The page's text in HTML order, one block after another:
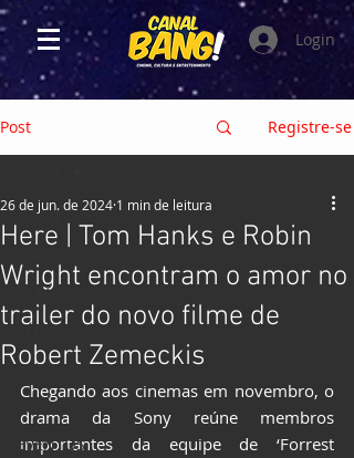
Login
Post Registre-se
HOME
FILMES
SÉRIES e TV
GAMES
ANIMES
EVENTOS
Here | Tom Hanks e Robin
Wright encontram o amor no
trailer do novo filme de
Robert Zemeckis
26 de jun. de 2024 1 min de leitura
Chegando aos cinemas em novembro, o
drama da Sony reúne membros
importantes da equipe de ‘Forrest